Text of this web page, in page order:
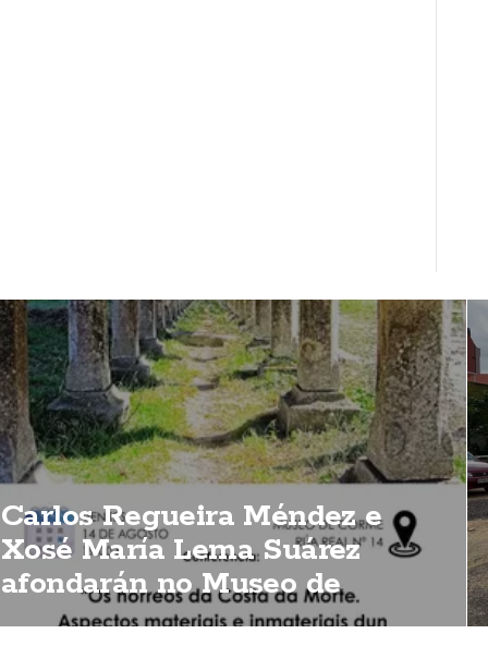
Carlos Regueira Méndez e
Xosé María Lema Suárez
afondarán no Museo de
Corme sobre a importancia